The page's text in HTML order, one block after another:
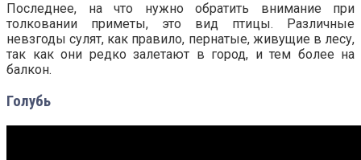
Последнее, на что нужно обратить внимание при
толковании приметы, это вид птицы. Различные
невзгоды сулят, как правило, пернатые, живущие в лесу,
так как они редко залетают в город, и тем более на
балкон.
Голубь